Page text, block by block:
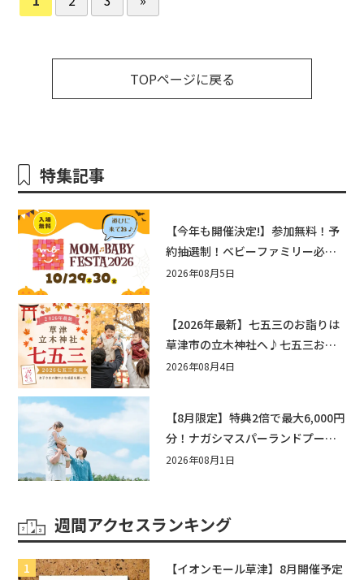
TOPページに戻る
特集記事
【今年も開催決定!】参加無料！予
約抽選制！ベビーファミリー必見
☆入場無料☆10/29(木)30(金)ママ
2026年08月5日
【2026年最新】七五三のお詣りは
草津市の立木神社へ♪七五三お祝
い企画をご紹介！
2026年08月4日
【8月限定】特典2倍で最大6,000円
分！ナガシマスパーランドプール
券や人気パスタ券も当たる☆夏休
2026年08月1日
週間アクセスランキング
【イオンモール草津】8月開催予定